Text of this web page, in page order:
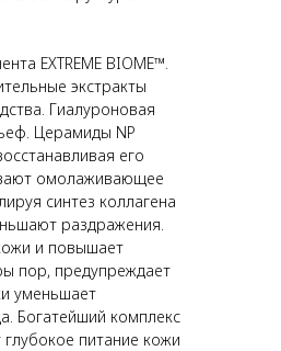
EXTREME BIOME™.
экстракты
Гиалуроновая
Церамиды NP
его
омолаживающее
синтез коллагена
раздражения.
и повышает
пор, предупреждает
уменьшает
Богатейший комплекс
питание кожи